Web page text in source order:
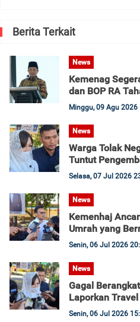
Berita Terkait
News
Kemenag
dan BOP RA
Minggu, 09 Agu 2026
News
Warga Tolak
Tuntut
Selasa, 07 Jul 2026
News
Kemenhaj
Umrah yang
Senin, 06 Jul 2026
News
Gagal
Laporkan
Senin, 06 Jul 2026